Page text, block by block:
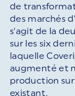
de
des marchés
s'agit de la
sur les six
laquelle
augmenté et
production
existant.